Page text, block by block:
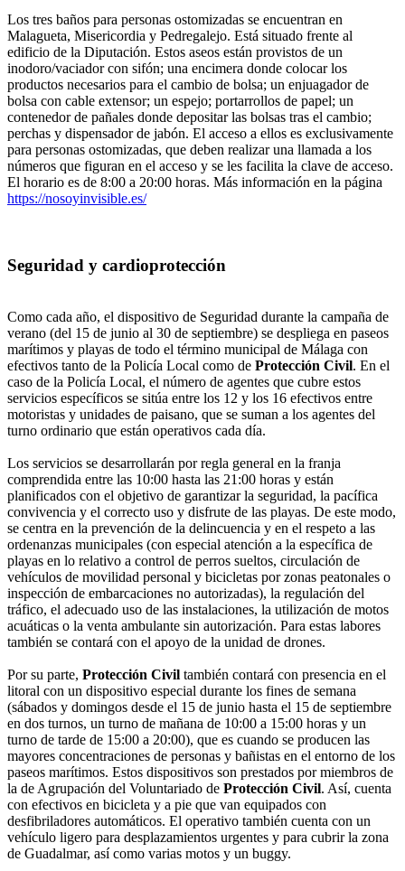
Los tres baños para personas ostomizadas se encuentran en
Malagueta, Misericordia y Pedregalejo. Está situado frente al
edificio de la Diputación. Estos aseos están provistos de un
inodoro/vaciador con sifón; una encimera donde colocar los
productos necesarios para el cambio de bolsa; un enjuagador de
bolsa con cable extensor; un espejo; portarrollos de papel; un
contenedor de pañales donde depositar las bolsas tras el cambio;
perchas y dispensador de jabón. El acceso a ellos es exclusivamente
para personas ostomizadas, que deben realizar una llamada a los
números que figuran en el acceso y se les facilita la clave de acceso.
El horario es de 8:00 a 20:00 horas. Más información en la página
https://nosoyinvisible.es/
Seguridad y cardioprotección
Como cada año, el dispositivo de Seguridad durante la campaña de
verano (del 15 de junio al 30 de septiembre) se despliega en paseos
marítimos y playas de todo el término municipal de Málaga con
efectivos tanto de la Policía Local como de Protección Civil. En el
caso de la Policía Local, el número de agentes que cubre estos
servicios específicos se sitúa entre los 12 y los 16 efectivos entre
motoristas y unidades de paisano, que se suman a los agentes del
turno ordinario que están operativos cada día.
Los servicios se desarrollarán por regla general en la franja
comprendida entre las 10:00 hasta las 21:00 horas y están
planificados con el objetivo de garantizar la seguridad, la pacífica
convivencia y el correcto uso y disfrute de las playas. De este modo,
se centra en la prevención de la delincuencia y en el respeto a las
ordenanzas municipales (con especial atención a la específica de
playas en lo relativo a control de perros sueltos, circulación de
vehículos de movilidad personal y bicicletas por zonas peatonales o
inspección de embarcaciones no autorizadas), la regulación del
tráfico, el adecuado uso de las instalaciones, la utilización de motos
acuáticas o la venta ambulante sin autorización. Para estas labores
también se contará con el apoyo de la unidad de drones.
Por su parte, Protección Civil también contará con presencia en el
litoral con un dispositivo especial durante los fines de semana
(sábados y domingos desde el 15 de junio hasta el 15 de septiembre
en dos turnos, un turno de mañana de 10:00 a 15:00 horas y un
turno de tarde de 15:00 a 20:00), que es cuando se producen las
mayores concentraciones de personas y bañistas en el entorno de los
paseos marítimos. Estos dispositivos son prestados por miembros de
la de Agrupación del Voluntariado de Protección Civil. Así, cuenta
con efectivos en bicicleta y a pie que van equipados con
desfibriladores automáticos. El operativo también cuenta con un
vehículo ligero para desplazamientos urgentes y para cubrir la zona
de Guadalmar, así como varias motos y un buggy.